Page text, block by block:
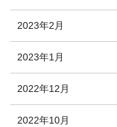
2023年2月
2023年1月
2022年12月
2022年10月